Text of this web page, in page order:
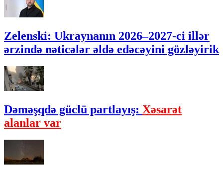
Zelenski: Ukraynanın 2026–2027-ci illər
ərzində nəticələr əldə edəcəyini gözləyirik
Dəməşqdə güclü partlayış: Xəsarət
alanlar var